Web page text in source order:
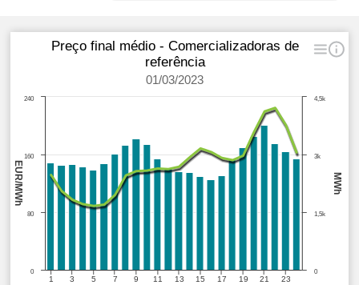
MWh
EUR/MWh
Preço final médio - Comercializadoras de
referência
01/03/2023
1 3 5 7 9 11 13 15 17 19 21 23
0
1,5k
3k
4,5k
0
80
160
240